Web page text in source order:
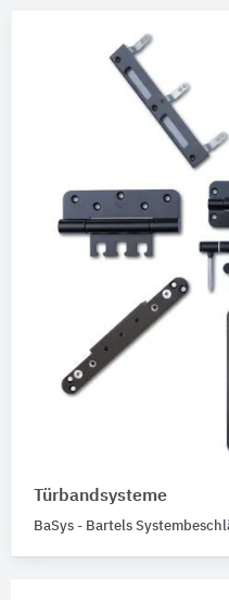
Türbandsysteme
BaSys - Bartels